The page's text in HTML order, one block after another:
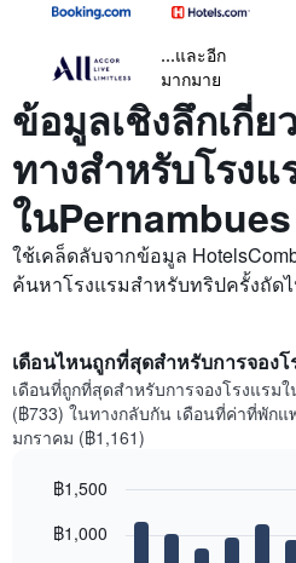
...และอีก
มากมาย
ข้อมูลเชิงลึกเกี่ย
ทางสำหรับโรงแ
ในPernambues
ใช้เคล็ดลับจากข้อมูล
ค้นหาโรงแรมสำหรับทริปครั้งถัด
เดือนไหนถูกที่สุดสำหรับการจอง
เดือนที่ถูกที่สุดสำหรับการจองโรงแรม
(฿733) ในทางกลับกัน เดือนที่ค่าที่พักแ
มกราคม (฿1,161)
chart
graphic.
฿1,000
฿1,500